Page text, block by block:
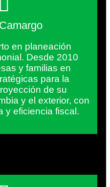
en planeación
Desde 2010
y familias en
para la
de su
y el exterior, con
y eficiencia fiscal.